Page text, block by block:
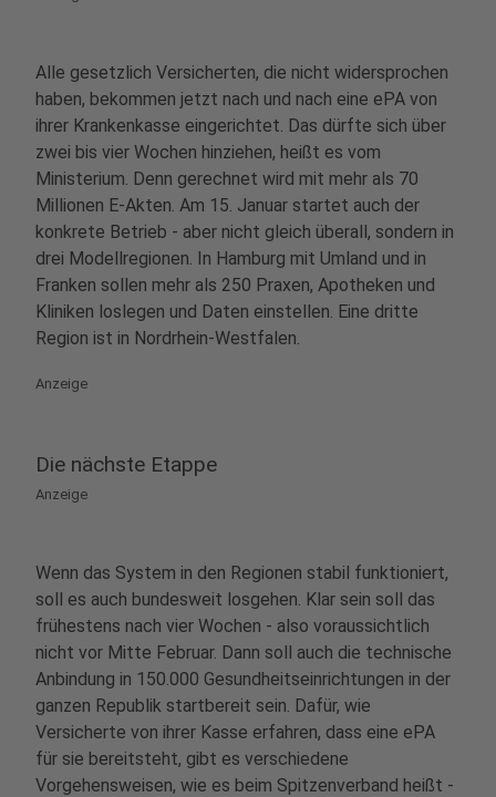
Alle gesetzlich Versicherten, die nicht widersprochen
haben, bekommen jetzt nach und nach eine ePA von
ihrer Krankenkasse eingerichtet. Das dürfte sich über
zwei bis vier Wochen hinziehen, heißt es vom
Ministerium. Denn gerechnet wird mit mehr als 70
Millionen E-Akten. Am 15. Januar startet auch der
konkrete Betrieb - aber nicht gleich überall, sondern in
drei Modellregionen. In Hamburg mit Umland und in
Franken sollen mehr als 250 Praxen, Apotheken und
Kliniken loslegen und Daten einstellen. Eine dritte
Region ist in Nordrhein-Westfalen.
Anzeige
Die nächste Etappe
Anzeige
Wenn das System in den Regionen stabil funktioniert,
soll es auch bundesweit losgehen. Klar sein soll das
frühestens nach vier Wochen - also voraussichtlich
nicht vor Mitte Februar. Dann soll auch die technische
Anbindung in 150.000 Gesundheitseinrichtungen in der
ganzen Republik startbereit sein. Dafür, wie
Versicherte von ihrer Kasse erfahren, dass eine ePA
für sie bereitsteht, gibt es verschiedene
Vorgehensweisen, wie es beim Spitzenverband heißt -